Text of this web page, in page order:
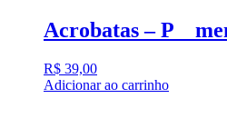
tem
várias
As
opções
Acrobatas – P _
R$ 39,00
Adicionar ao carrinho